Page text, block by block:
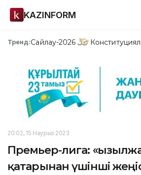
KAZINFORM
Тренд:Сайлау-2026
20:02, 15 Наурыз 2023
Премьер-лига:
қатарынан үшінші